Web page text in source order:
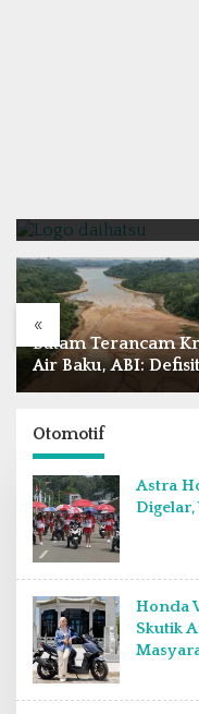
«
Batam Terancam
Air Baku, ABI: Defisit
Otomotif
Astra
Digelar,
Honda
Skutik